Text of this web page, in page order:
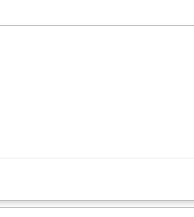
wymaganej dokumentacji.